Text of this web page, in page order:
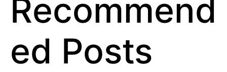
Recommend
ed Posts